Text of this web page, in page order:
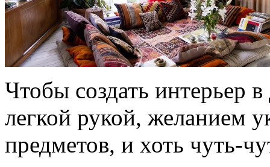
Чтобы создать интерьер
легкой рукой, желанием
предметов, и хоть чуть-